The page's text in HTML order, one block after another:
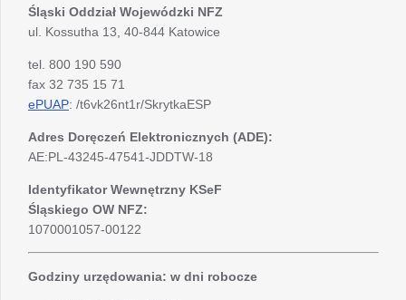
Śląski Oddział Wojewódzki NFZ
ul. Kossutha 13, 40-844 Katowice
tel. 800 190 590
fax 32 735 15 71
ePUAP: /t6vk26nt1r/SkrytkaESP
Adres Doręczeń Elektronicznych (ADE):
AE:PL-43245-47541-JDDTW-18
Identyfikator Wewnętrzny KSeF
Śląskiego OW NFZ:
1070001057-00122
Godziny urzędowania: w dni robocze